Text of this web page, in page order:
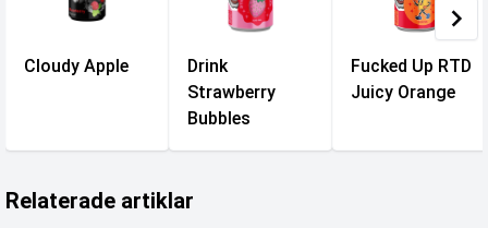
Cloudy Apple
Drink
Strawberry
Bubbles
Fucked Up RTD
Juicy Orange
Relaterade artiklar